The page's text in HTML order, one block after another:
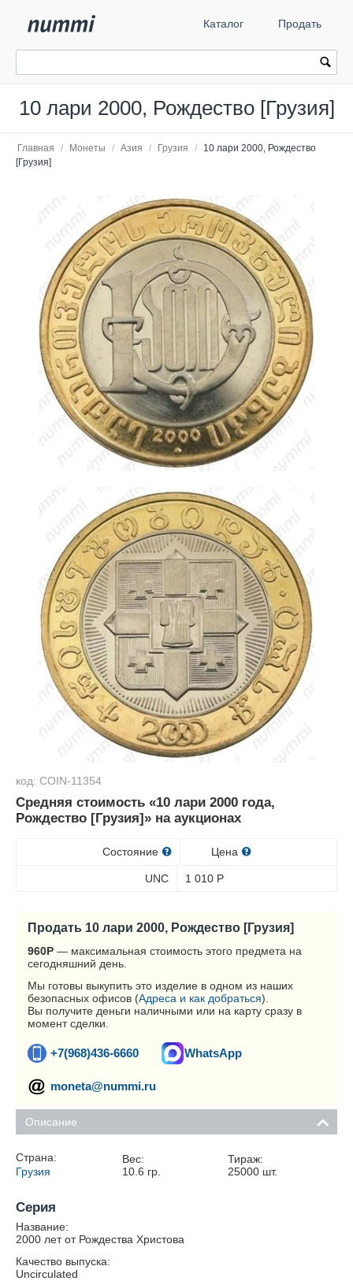
Каталог Продать
10 лари 2000, Рождество [Грузия]
Главная / Монеты / Азия / Грузия /
10 лари 2000, Рождество
[Грузия]
код: COIN-11354
Средняя стоимость «10 лари 2000 года,
Рождество [Грузия]» на аукционах
Состояние Цена
UNC 1 010 Р
Продать 10 лари 2000, Рождество [Грузия]
960Р — максимальная стоимость этого предмета на
сегодняшний день.
Мы готовы выкупить это изделие в одном из наших
безопасных офисов (Адреса и как добраться).
Вы получите деньги наличными или на карту сразу в
момент сделки.
+7(968)436-6660 WhatsApp
moneta@nummi.ru
Описание
Страна:
Грузия
Вес:
10.6 гр.
Тираж:
25000 шт.
Серия
Название:
2000 лет от Рождества Христова
Качество выпуска:
Uncirculated